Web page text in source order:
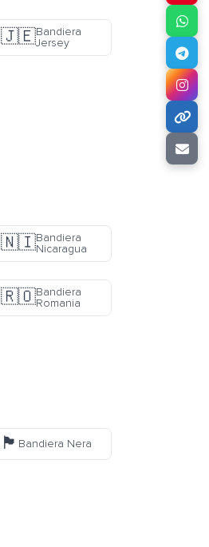
🇯🇪Bandiera
Jersey
🇳🇮Bandiera
Nicaragua
🇷🇴Bandiera
Romania
🏴 Bandiera Nera